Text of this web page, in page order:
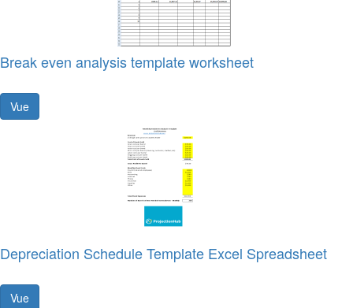
Break even analysis template worksheet
Vue
Depreciation Schedule Template Excel Spreadsheet
Vue